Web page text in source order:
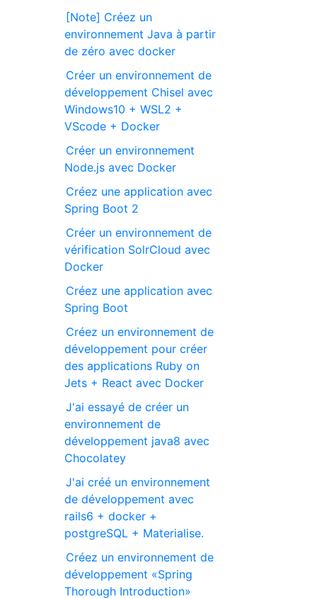
[Note] Créez un
environnement Java à partir
de zéro avec docker
Créer un environnement de
développement Chisel avec
Windows10 + WSL2 +
VScode + Docker
Créer un environnement
Node.js avec Docker
Créez une application avec
Spring Boot 2
Créer un environnement de
vérification SolrCloud avec
Docker
Créez une application avec
Spring Boot
Créez un environnement de
développement pour créer
des applications Ruby on
Jets + React avec Docker
J'ai essayé de créer un
environnement de
développement java8 avec
Chocolatey
J'ai créé un environnement
de développement avec
rails6 + docker +
postgreSQL + Materialise.
Créez un environnement de
développement «Spring
Thorough Introduction»